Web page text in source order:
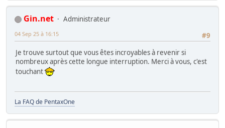
Gin.net
Administrateur
#9
04 Sep 25 à 16:15
Je trouve surtout que vous êtes incroyables à revenir si
nombreux après cette longue interruption. Merci à vous, c'est
touchant
La FAQ de PentaxOne